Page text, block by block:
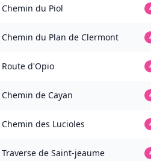
Chemin du Piol
Chemin du Plan de Clermont
Route d'Opio
Chemin de Cayan
Chemin des Lucioles
Traverse de Saint-jeaume